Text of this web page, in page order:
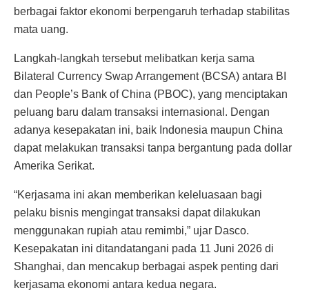
berbagai faktor ekonomi berpengaruh terhadap stabilitas
mata uang.
Langkah-langkah tersebut melibatkan kerja sama
Bilateral Currency Swap Arrangement (BCSA) antara BI
dan People’s Bank of China (PBOC), yang menciptakan
peluang baru dalam transaksi internasional. Dengan
adanya kesepakatan ini, baik Indonesia maupun China
dapat melakukan transaksi tanpa bergantung pada dollar
Amerika Serikat.
“Kerjasama ini akan memberikan keleluasaan bagi
pelaku bisnis mengingat transaksi dapat dilakukan
menggunakan rupiah atau remimbi,” ujar Dasco.
Kesepakatan ini ditandatangani pada 11 Juni 2026 di
Shanghai, dan mencakup berbagai aspek penting dari
kerjasama ekonomi antara kedua negara.